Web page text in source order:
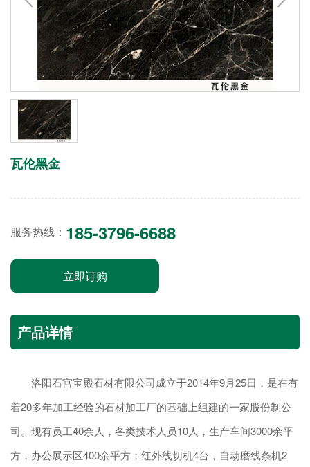
瓦伦黑金
服务热线： 185-3796-6688
立即订购
产品详情
洛阳石宫宝殿石材有限公司成立于2014年9月25日，是在有
着20多年加工经验的石材加工厂的基础上组建的一家股份制公
司。现有员工40余人，各类技术人员10人，生产车间3000余平
方，办公展示区400余平方；红外线切机4台，自动磨线条机2